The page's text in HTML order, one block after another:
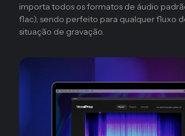
importa todos os formatos de áudio
flac), sendo perfeito para qualquer fluxo
situação de gravação.